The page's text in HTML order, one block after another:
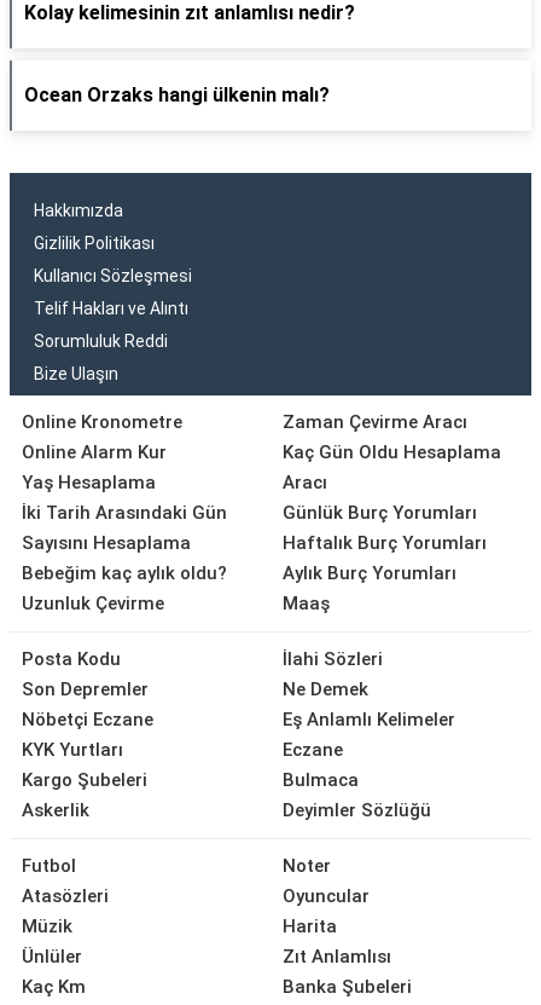
Kolay kelimesinin zıt anlamlısı nedir?
Ocean Orzaks hangi ülkenin malı?
Hakkımızda
Gizlilik Politikası
Kullanıcı Sözleşmesi
Telif Hakları ve Alıntı
Sorumluluk Reddi
Bize Ulaşın
Online Kronometre
Online Alarm Kur
Yaş Hesaplama
İki Tarih Arasındaki Gün
Sayısını Hesaplama
Bebeğim kaç aylık oldu?
Uzunluk Çevirme
Zaman Çevirme Aracı
Kaç Gün Oldu Hesaplama
Aracı
Günlük Burç Yorumları
Haftalık Burç Yorumları
Aylık Burç Yorumları
Maaş
Posta Kodu
Son Depremler
Nöbetçi Eczane
KYK Yurtları
Kargo Şubeleri
Askerlik
İlahi Sözleri
Ne Demek
Eş Anlamlı Kelimeler
Eczane
Bulmaca
Deyimler Sözlüğü
Futbol
Atasözleri
Müzik
Ünlüler
Kaç Km
Noter
Oyuncular
Harita
Zıt Anlamlısı
Banka Şubeleri